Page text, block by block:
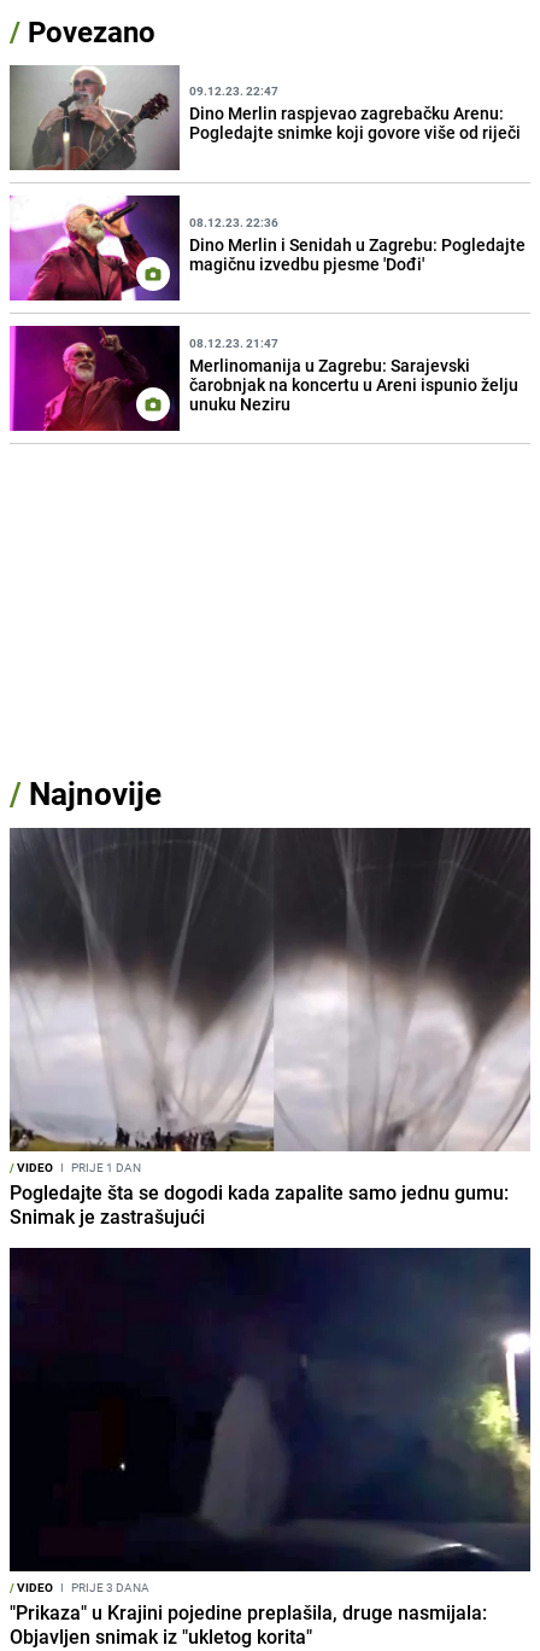
/ Povezano
09.12.23. 22:47
Dino Merlin raspjevao zagrebačku Arenu:
Pogledajte snimke koji govore više od riječi
08.12.23. 22:36
Dino Merlin i Senidah u Zagrebu: Pogledajte
magičnu izvedbu pjesme 'Dođi'
08.12.23. 21:47
Merlinomanija u Zagrebu: Sarajevski
čarobnjak na koncertu u Areni ispunio želju
unuku Neziru
/ Najnovije
/VIDEO I PRIJE 1 DAN
Pogledajte šta se dogodi kada zapalite samo jednu gumu:
Snimak je zastrašujući
/VIDEO I PRIJE 3 DANA
"Prikaza" u Krajini pojedine preplašila, druge nasmijala:
Objavljen snimak iz "ukletog korita"